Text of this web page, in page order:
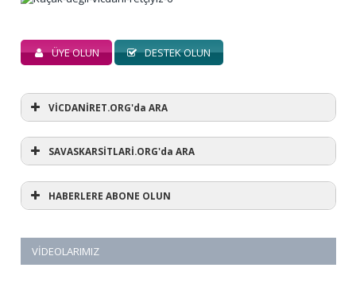
ÜYE OLUN DESTEK OLUN
VİCDANİRET.ORG'da ARA
SAVASKARSİTLARİ.ORG'da ARA
HABERLERE ABONE OLUN
VIDEOLARIMIZ